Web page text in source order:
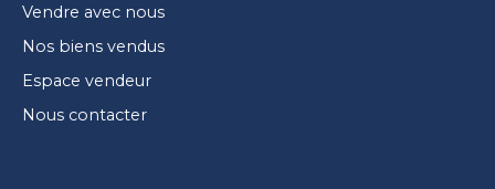
Vendre avec nous
Nos biens vendus
Espace vendeur
Nous contacter